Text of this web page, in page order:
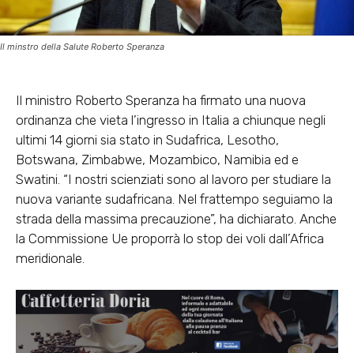
Il minstro della Salute Roberto Speranza
Il ministro Roberto Speranza ha firmato una nuova
ordinanza che vieta l’ingresso in Italia a chiunque negli
ultimi 14 giorni sia stato in Sudafrica, Lesotho,
Botswana, Zimbabwe, Mozambico, Namibia ed e
Swatini. “I nostri scienziati sono al lavoro per studiare la
nuova variante sudafricana. Nel frattempo seguiamo la
strada della massima precauzione”, ha dichiarato. Anche
la Commissione Ue proporrà lo stop dei voli dall’Africa
meridionale.